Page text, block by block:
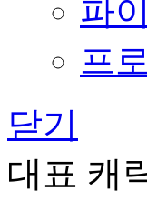
파
프
닫기
대표 캐